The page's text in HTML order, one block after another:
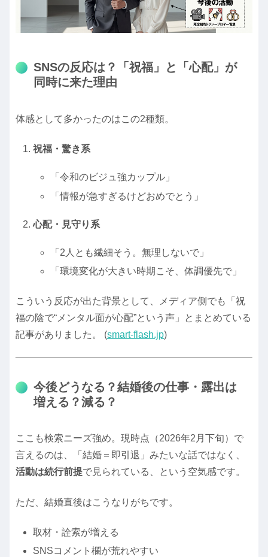
SNSの反応は？「祝福」と「心配」が
同時に来た理由
体感として多かったのはこの2種類。
祝福・驚き系
「令和のビジュ強カップル」
「情報が急すぎるけどおめでとう」
心配・見守り系
「2人とも繊細そう。無理しないで」
「環境変化が大きい時期こそ、体調優先で」
こういう反応が出た背景として、メディア側でも「祝
福の陰で“メンタル面が心配”という声」とまとめている
記事がありました。 (smart-flash.jp)
今後どうなる？結婚後の仕事・露出は
増える？減る？
ここも検索ニーズ強め。現時点（2026年2月下旬）で
言えるのは、「結婚＝即引退」みたいな話ではなく、
活動は続行前提で見られている、という空気感です。
ただ、結婚直後はこうなりがちです。
取材・詮索が増える
SNSコメント欄が荒れやすい